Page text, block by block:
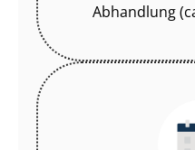
Abhandlung